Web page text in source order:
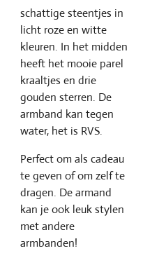
schattige steentjes in
licht roze en witte
kleuren. In het midden
heeft het mooie parel
kraaltjes en drie
gouden sterren. De
armband kan tegen
water, het is RVS.
Perfect om als cadeau
te geven of om zelf te
dragen. De armand
kan je ook leuk stylen
met andere
armbanden!